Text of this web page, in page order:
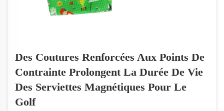
Des Coutures Renforcées Aux Points De
Contrainte Prolongent La Durée De Vie
Des Serviettes Magnétiques Pour Le
Golf